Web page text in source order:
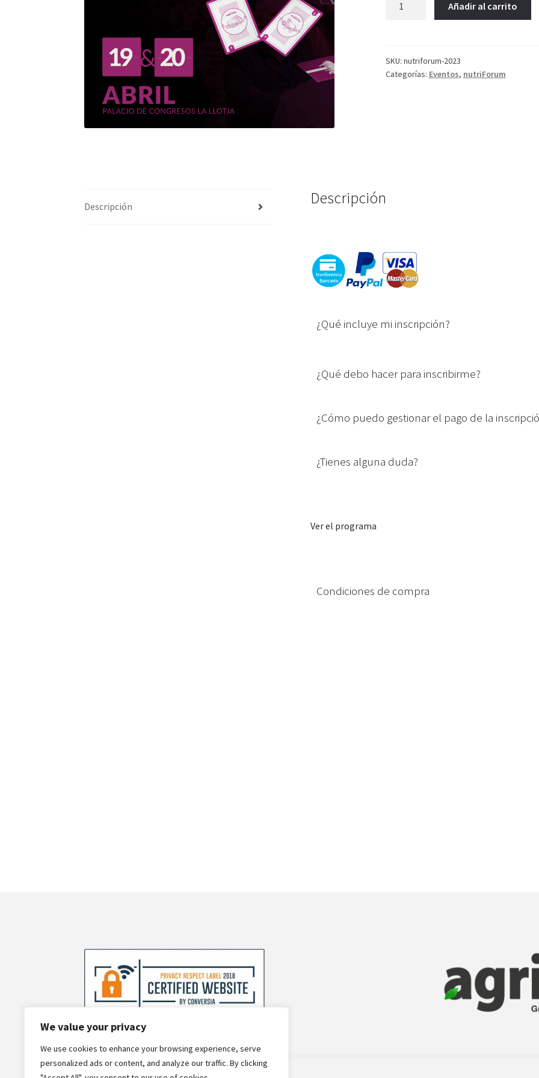
We value your privacy
We use cookies to enhance your browsing experience, serve
personalized ads or content, and analyze our traffic. By clicking
Añadir al carrito
SKU: nutriforum-2023
Categorías: Eventos, nutriForum
Descripción Descripción
¿Qué incluye mi inscripción?
¿Qué debo hacer para inscribirme?
¿Cómo puedo gestionar el pago de la
¿Tienes alguna duda?
Ver el programa
Condiciones de compra